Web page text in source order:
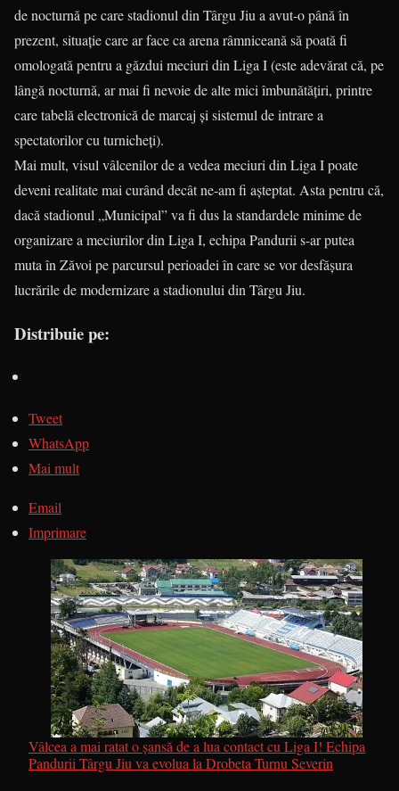
de nocturnă pe care stadionul din Târgu Jiu a avut-o până în
prezent, situaţie care ar face ca arena râmniceană să poată fi
omologată pentru a găzdui meciuri din Liga I (este adevărat că, pe
lângă nocturnă, ar mai fi nevoie de alte mici îmbunătăţiri, printre
care tabelă electronică de marcaj şi sistemul de intrare a
spectatorilor cu turnicheţi).
Mai mult, visul vâlcenilor de a vedea meciuri din Liga I poate
deveni realitate mai curând decât ne-am fi aşteptat. Asta pentru că,
dacă stadionul „Muni­cipal” va fi dus la standardele minime de
organizare a meciu­ri­lor din Liga I, echipa Pandurii s-ar putea
muta în Zăvoi pe parcursul perioadei în care se vor desfăşura
lucrările de mo­der­nizare a stadionului din Târgu Jiu.
Distribuie pe:
Tweet
WhatsApp
Mai mult
Email
Imprimare
Vâlcea a mai ratat o şansă de a lua contact cu Liga I! Echipa
Pandurii Târgu Jiu va evolua la Drobeta Turnu Severin